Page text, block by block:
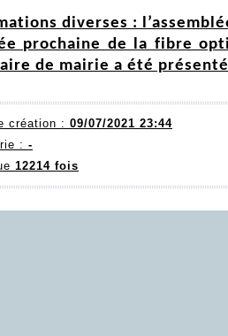
diverses :
prochaine de la fibre
de mairie a été
création : 09/07/2021 23:44
: -
12214 fois